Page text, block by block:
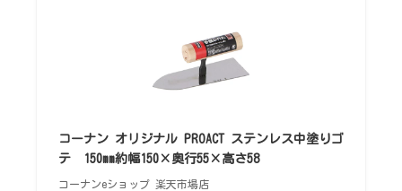
コーナン オリジナル PROACT ステンレス中塗りゴ
テ 150mm約幅150×奥行55×高さ58
コーナンeショップ 楽天市場店